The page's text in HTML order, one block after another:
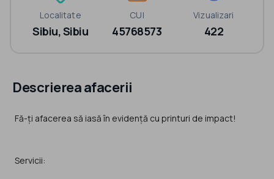
Localitate
Sibiu, Sibiu
CUI
45768573
Vizualizari
422
Descrierea afacerii
Fă-ți afacerea să iasă în evidență cu printuri de impact!
Servicii: